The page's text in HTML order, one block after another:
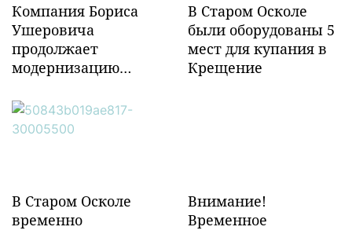
Компания Бориса
Ушеровича
продолжает
модернизацию
инфраструктуры в
Забайкалье
В Старом Осколе
были оборудованы 5
мест для купания в
Крещение
В Старом Осколе
временно
Внимание!
Временное